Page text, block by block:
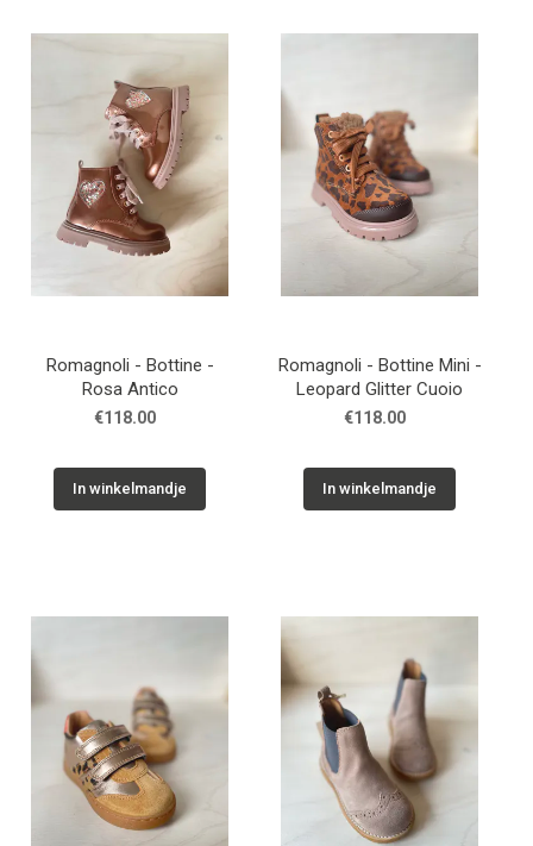
Romagnoli - Bottine -
Rosa Antico
€118.00
In winkelmandje
Romagnoli - Bottine Mini -
Leopard Glitter Cuoio
€118.00
In winkelmandje